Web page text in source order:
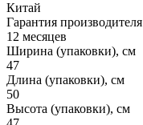
Китай
Гарантия производителя
12 месяцев
Ширина (упаковки), см
47
Длина (упаковки), см
50
Высота (упаковки), см